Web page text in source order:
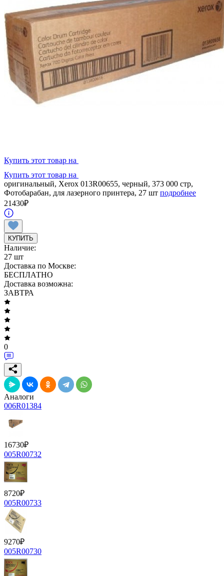
Купить этот товар на
Купить этот товар на
оригинальный, Xerox 013R00655, черный, 373 000 стр,
Фотобарабан, для лазерного принтера, 27 шт подробнее
21430₽
КУПИТЬ
Наличие:
27 шт
Доставка по Москве:
БЕСПЛАТНО
Доставка возможна:
ЗАВТРА
0
Аналоги
006R01384
16730₽
005R00732
8720₽
005R00733
9270₽
005R00730